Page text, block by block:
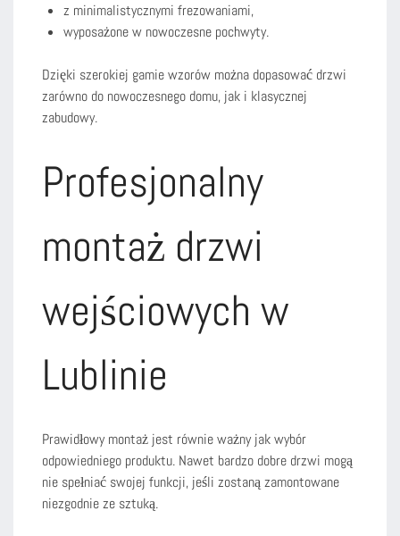
z minimalistycznymi frezowaniami,
wyposażone w nowoczesne pochwyty.
Dzięki szerokiej gamie wzorów można dopasować drzwi
zarówno do nowoczesnego domu, jak i klasycznej
zabudowy.
Profesjonalny
montaż drzwi
wejściowych w
Lublinie
Prawidłowy montaż jest równie ważny jak wybór
odpowiedniego produktu. Nawet bardzo dobre drzwi mogą
nie spełniać swojej funkcji, jeśli zostaną zamontowane
niezgodnie ze sztuką.